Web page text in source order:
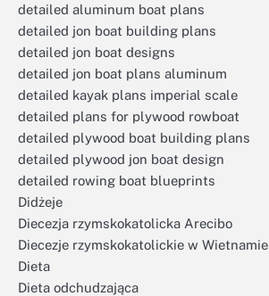
detailed aluminum boat plans
detailed jon boat building plans
detailed jon boat designs
detailed jon boat plans aluminum
detailed kayak plans imperial scale
detailed plans for plywood rowboat
detailed plywood boat building plans
detailed plywood jon boat design
detailed rowing boat blueprints
Didżeje
Diecezja rzymskokatolicka Arecibo
Diecezje rzymskokatolickie w Wietnamie
Dieta
Dieta odchudzająca